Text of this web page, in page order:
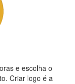
e escolha o
Criar logo é a